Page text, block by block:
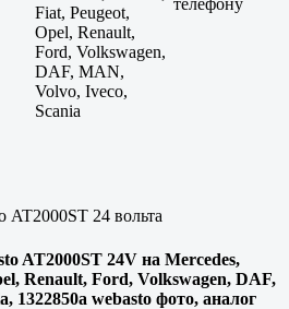
Fiat, Peugeot,
Opel, Renault,
Ford, Volkswagen,
DAF, MAN,
Volvo, Iveco,
Scania
телефону
AT2000ST 24 вольта
AT2000ST 24V на Mercedes,
Renault, Ford, Volkswagen, DAF,
1322850a webasto фото, аналог